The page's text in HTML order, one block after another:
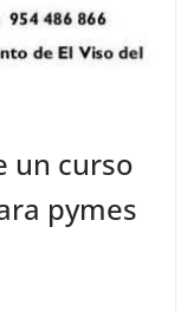
un curso
pymes